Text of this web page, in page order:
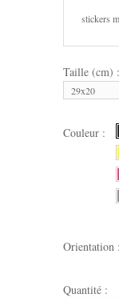
stickers
Taille (cm) :
29x20
Couleur :
Orientation :
Quantité :